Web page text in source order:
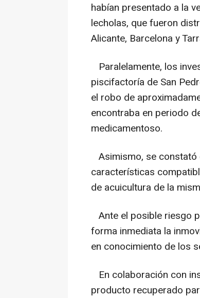
habían presentado a la
lecholas, que fueron
Alicante, Barcelona y
Paralelamente, los
piscifactoría de San
el robo de
encontraba en periodo
medicamentoso.
Asimismo, se
características
de acuicultura de la
Ante el posible riesgo
forma inmediata la
en conocimiento de los
En colaboración con
producto recuperado